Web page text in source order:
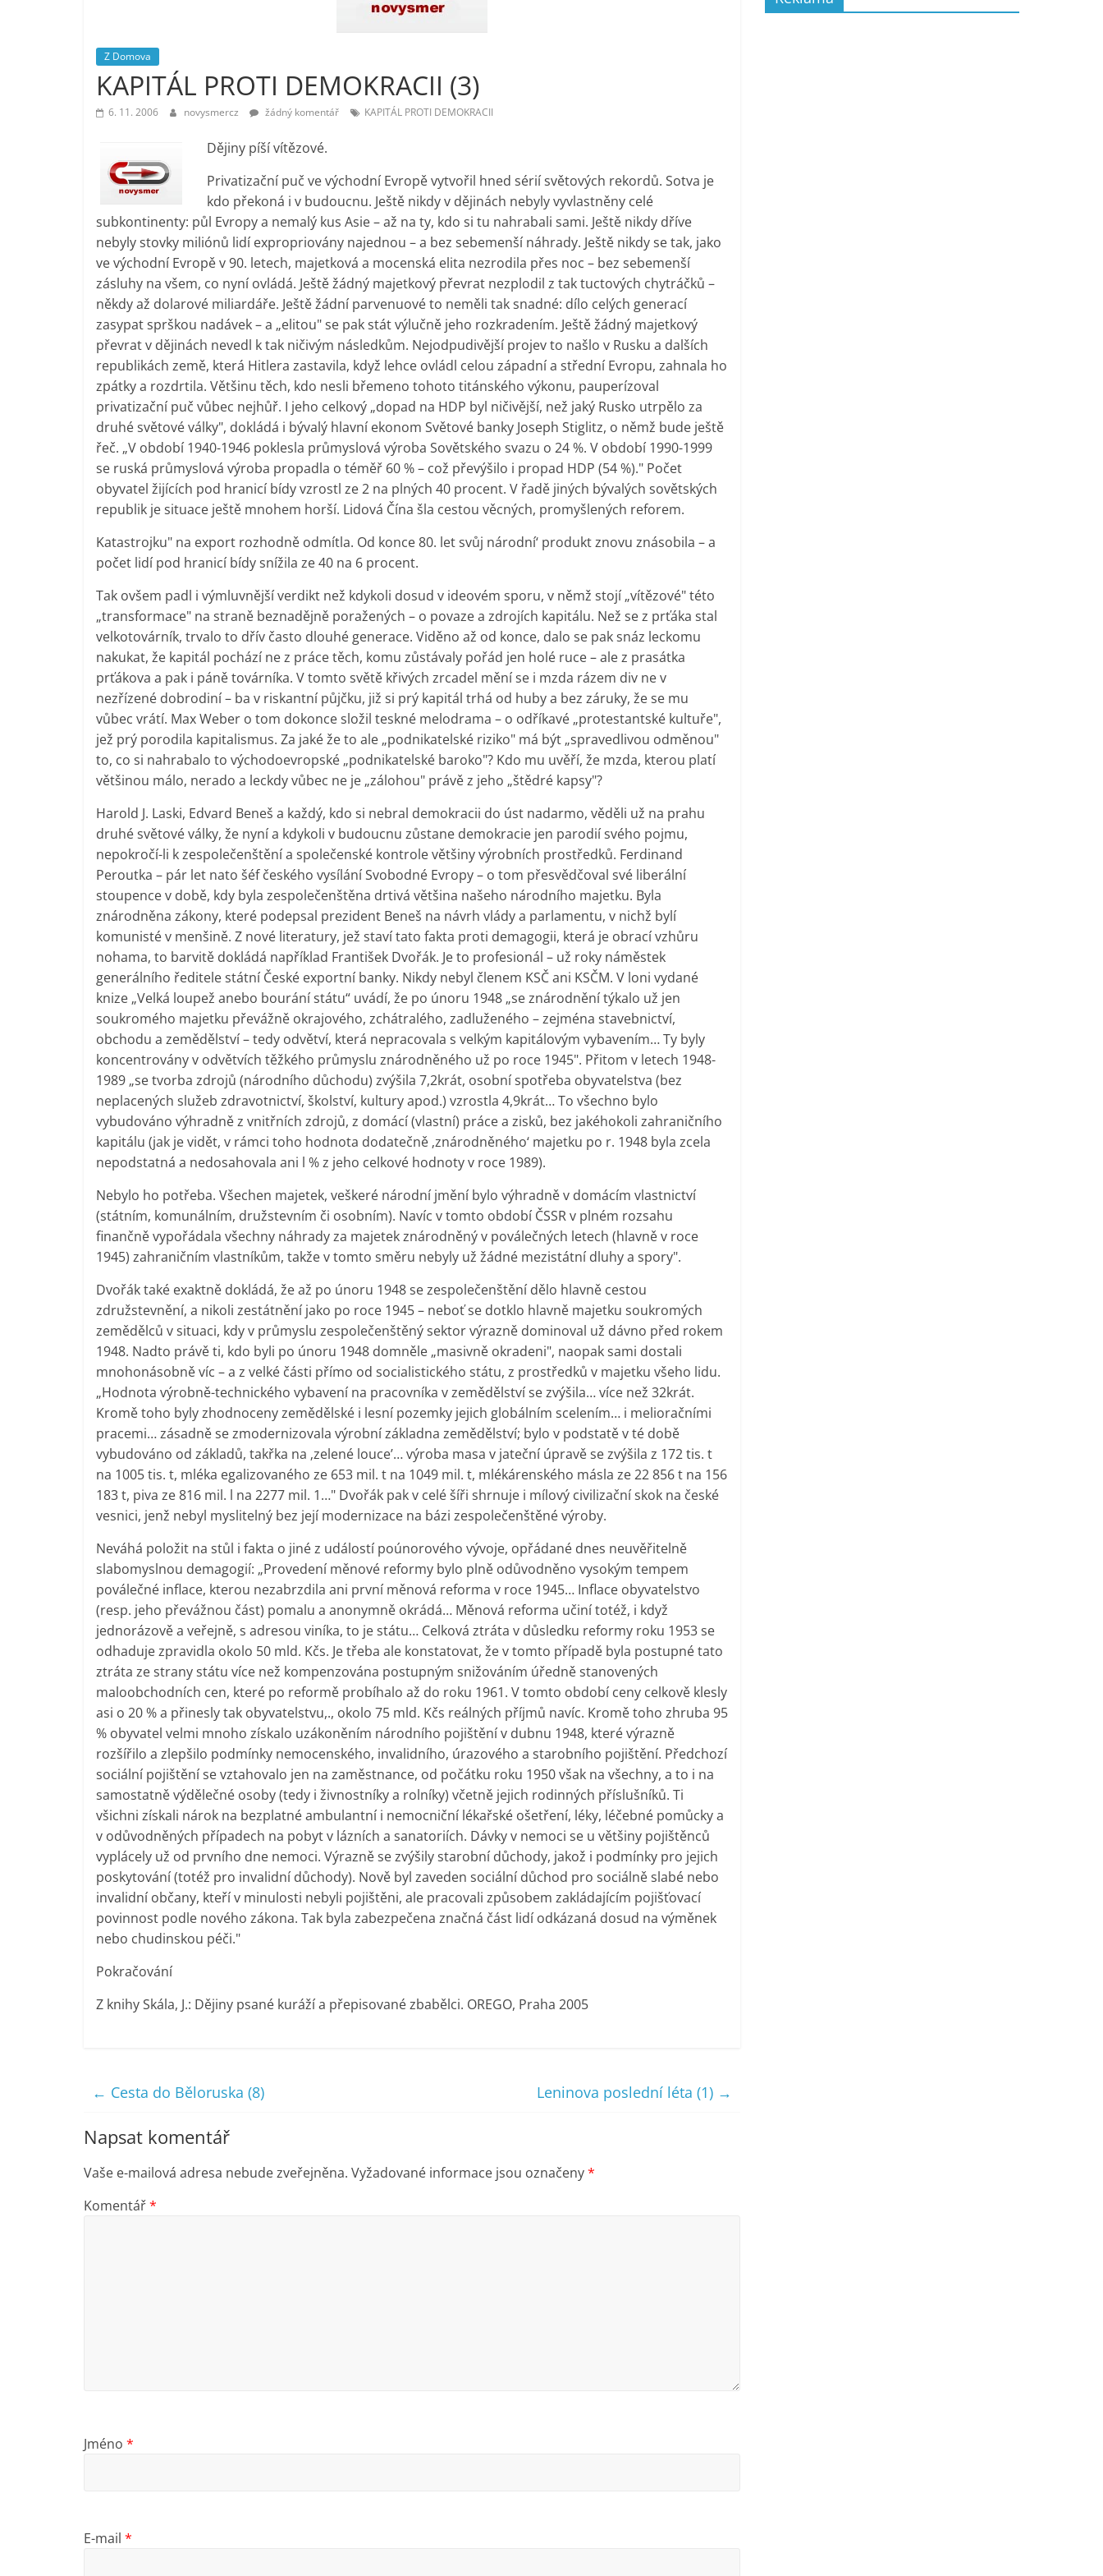
Z Domova
KAPITÁL PROTI DEMOKRACII (3)
6. 11. 2006 novysmercz žádný komentář KAPITÁL PROTI DEMOKRACII
Dějiny píší vítězové.
Privatizační puč ve východní Evropě vytvořil hned sérií světových rekordů. Sotva je
kdo překoná i v budoucnu. Ještě nikdy v dějinách nebyly vyvlastněny celé
subkontinenty: půl Evropy a nemalý kus Asie – až na ty, kdo si tu nahrabali sami. Ještě nikdy dříve
nebyly stovky miliónů lidí expropriovány najednou – a bez sebemenší náhrady. Ještě nikdy se tak, jako
ve východní Evropě v 90. letech, majetková a mocenská elita nezrodila přes noc – bez sebemenší
zásluhy na všem, co nyní ovládá. Ještě žádný majetkový převrat nezplodil z tak tuctových chytráčků –
někdy až dolarové miliardáře. Ještě žádní parvenuové to neměli tak snadné: dílo celých generací
zasypat sprškou nadávek – a „elitou" se pak stát výlučně jeho rozkradením. Ještě žádný majetkový
převrat v dějinách nevedl k tak ničivým následkům. Nejodpudivější projev to našlo v Rusku a dalších
republikách země, která Hitlera zastavila, když lehce ovládl celou západní a střední Evropu, zahnala ho
zpátky a rozdrtila. Většinu těch, kdo nesli břemeno tohoto titánského výkonu, pauperízoval
privatizační puč vůbec nejhůř. I jeho celkový „dopad na HDP byl ničivější, než jaký Rusko utrpělo za
druhé světové války", dokládá i bývalý hlavní ekonom Světové banky Joseph Stiglitz, o němž bude ještě
řeč. „V období 1940-1946 poklesla průmyslová výroba Sovětského svazu o 24 %. V období 1990-1999
se ruská průmyslová výroba propadla o téměř 60 % – což převýšilo i propad HDP (54 %)." Počet
obyvatel žijících pod hranicí bídy vzrostl ze 2 na plných 40 procent. V řadě jiných bývalých sovětských
republik je situace ještě mnohem horší. Lidová Čína šla cestou věcných, promyšlených reforem.
Katastrojku" na export rozhodně odmítla. Od konce 80. let svůj národní‘ produkt znovu znásobila – a
počet lidí pod hranicí bídy snížila ze 40 na 6 procent.
Tak ovšem padl i výmluvnější verdikt než kdykoli dosud v ideovém sporu, v němž stojí „vítězové" této
„transformace" na straně beznadějně poražených – o povaze a zdrojích kapitálu. Než se z prťáka stal
velkotovárník, trvalo to dřív často dlouhé generace. Viděno až od konce, dalo se pak snáz leckomu
nakukat, že kapitál pochází ne z práce těch, komu zůstávaly pořád jen holé ruce – ale z prasátka
prťákova a pak i páně továrníka. V tomto světě křivých zrcadel mění se i mzda rázem div ne v
nezřízené dobrodiní – ba v riskantní půjčku, již si prý kapitál trhá od huby a bez záruky, že se mu
vůbec vrátí. Max Weber o tom dokonce složil teskné melodrama – o odříkavé „protestantské kultuře",
jež prý porodila kapitalismus. Za jaké že to ale „podnikatelské riziko" má být „spravedlivou odměnou"
to, co si nahrabalo to východoevropské „podnikatelské baroko"? Kdo mu uvěří, že mzda, kterou platí
většinou málo, nerado a leckdy vůbec ne je „zálohou" právě z jeho „štědré kapsy"?
Harold J. Laski, Edvard Beneš a každý, kdo si nebral demokracii do úst nadarmo, věděli už na prahu
druhé světové války, že nyní a kdykoli v budoucnu zůstane demokracie jen parodií svého pojmu,
nepokročí-li k zespolečenštění a společenské kontrole většiny výrobních prostředků. Ferdinand
Peroutka – pár let nato šéf českého vysílání Svobodné Evropy – o tom přesvědčoval své liberální
stoupence v době, kdy byla zespolečenštěna drtivá většina našeho národního majetku. Byla
znárodněna zákony, které podepsal prezident Beneš na návrh vlády a parlamentu, v nichž bylí
komunisté v menšině. Z nové literatury, jež staví tato fakta proti demagogii, která je obrací vzhůru
nohama, to barvitě dokládá například František Dvořák. Je to profesionál – už roky náměstek
generálního ředitele státní České exportní banky. Nikdy nebyl členem KSČ ani KSČM. V loni vydané
knize „Velká loupež anebo bourání státu“ uvádí, že po únoru 1948 „se znárodnění týkalo už jen
soukromého majetku převážně okrajového, zchátralého, zadluženého – zejména stavebnictví,
obchodu a zemědělství – tedy odvětví, která nepracovala s velkým kapitálovým vybavením… Ty byly
koncentrovány v odvětvích těžkého průmyslu znárodněného už po roce 1945". Přitom v letech 1948-
1989 „se tvorba zdrojů (národního důchodu) zvýšila 7,2krát, osobní spotřeba obyvatelstva (bez
neplacených služeb zdravotnictví, školství, kultury apod.) vzrostla 4,9krát… To všechno bylo
vybudováno výhradně z vnitřních zdrojů, z domácí (vlastní) práce a zisků, bez jakéhokoli zahraničního
kapitálu (jak je vidět, v rámci toho hodnota dodatečně ‚znárodněného‘ majetku po r. 1948 byla zcela
nepodstatná a nedosahovala ani l % z jeho celkové hodnoty v roce 1989).
Nebylo ho potřeba. Všechen majetek, veškeré národní jmění bylo výhradně v domácím vlastnictví
(státním, komunálním, družstevním či osobním). Navíc v tomto období ČSSR v plném rozsahu
finančně vypořádala všechny náhrady za majetek znárodněný v poválečných letech (hlavně v roce
1945) zahraničním vlastníkům, takže v tomto směru nebyly už žádné mezistátní dluhy a spory".
Dvořák také exaktně dokládá, že až po únoru 1948 se zespolečenštění dělo hlavně cestou
združstevnění, a nikoli zestátnění jako po roce 1945 – neboť se dotklo hlavně majetku soukromých
zemědělců v situaci, kdy v průmyslu zespolečenštěný sektor výrazně dominoval už dávno před rokem
1948. Nadto právě ti, kdo byli po únoru 1948 domněle „masivně okradeni", naopak sami dostali
mnohonásobně víc – a z velké části přímo od socialistického státu, z prostředků v majetku všeho lidu.
„Hodnota výrobně-technického vybavení na pracovníka v zemědělství se zvýšila… více než 32krát.
Kromě toho byly zhodnoceny zemědělské i lesní pozemky jejich globálním scelením… i melioračními
pracemi… zásadně se zmodernizovala výrobní základna zemědělství; bylo v podstatě v té době
vybudováno od základů, takřka na ‚zelené louce’… výroba masa v jateční úpravě se zvýšila z 172 tis. t
na 1005 tis. t, mléka egalizovaného ze 653 mil. t na 1049 mil. t, mlékárenského másla ze 22 856 t na 156
183 t, piva ze 816 mil. l na 2277 mil. 1…" Dvořák pak v celé šíři shrnuje i mílový civilizační skok na české
vesnici, jenž nebyl myslitelný bez její modernizace na bázi zespolečenštěné výroby.
Neváhá položit na stůl i fakta o jiné z událostí poúnorového vývoje, opřádané dnes neuvěřitelně
slabomyslnou demagogií: „Provedení měnové reformy bylo plně odůvodněno vysokým tempem
poválečné inflace, kterou nezabrzdila ani první měnová reforma v roce 1945… Inflace obyvatelstvo
(resp. jeho převážnou část) pomalu a anonymně okrádá… Měnová reforma učiní totéž, i když
jednorázově a veřejně, s adresou viníka, to je státu… Celková ztráta v důsledku reformy roku 1953 se
odhaduje zpravidla okolo 50 mld. Kčs. Je třeba ale konstatovat, že v tomto případě byla postupné tato
ztráta ze strany státu více než kompenzována postupným snižováním úředně stanovených
maloobchodních cen, které po reformě probíhalo až do roku 1961. V tomto období ceny celkově klesly
asi o 20 % a přinesly tak obyvatelstvu,., okolo 75 mld. Kčs reálných příjmů navíc. Kromě toho zhruba 95
% obyvatel velmi mnoho získalo uzákoněním národního pojištění v dubnu 1948, které výrazně
rozšířilo a zlepšilo podmínky nemocenského, invalidního, úrazového a starobního pojištění. Předchozí
sociální pojištění se vztahovalo jen na zaměstnance, od počátku roku 1950 však na všechny, a to i na
samostatně výdělečné osoby (tedy i živnostníky a rolníky) včetně jejich rodinných příslušníků. Ti
všichni získali nárok na bezplatné ambulantní i nemocniční lékařské ošetření, léky, léčebné pomůcky a
v odůvodněných případech na pobyt v lázních a sanatoriích. Dávky v nemoci se u většiny pojištěnců
vyplácely už od prvního dne nemoci. Výrazně se zvýšily starobní důchody, jakož i podmínky pro jejich
poskytování (totéž pro invalidní důchody). Nově byl zaveden sociální důchod pro sociálně slabé nebo
invalidní občany, kteří v minulosti nebyli pojištěni, ale pracovali způsobem zakládajícím pojišťovací
povinnost podle nového zákona. Tak byla zabezpečena značná část lidí odkázaná dosud na výměnek
nebo chudinskou péči."
Pokračování
Z knihy Skála, J.: Dějiny psané kuráží a přepisované zbabělci. OREGO, Praha 2005
← Cesta do Běloruska (8) Leninova poslední léta (1) →
Napsat komentář
Vaše e-mailová adresa nebude zveřejněna. Vyžadované informace jsou označeny*
Komentář*
Jméno *
E-mail *